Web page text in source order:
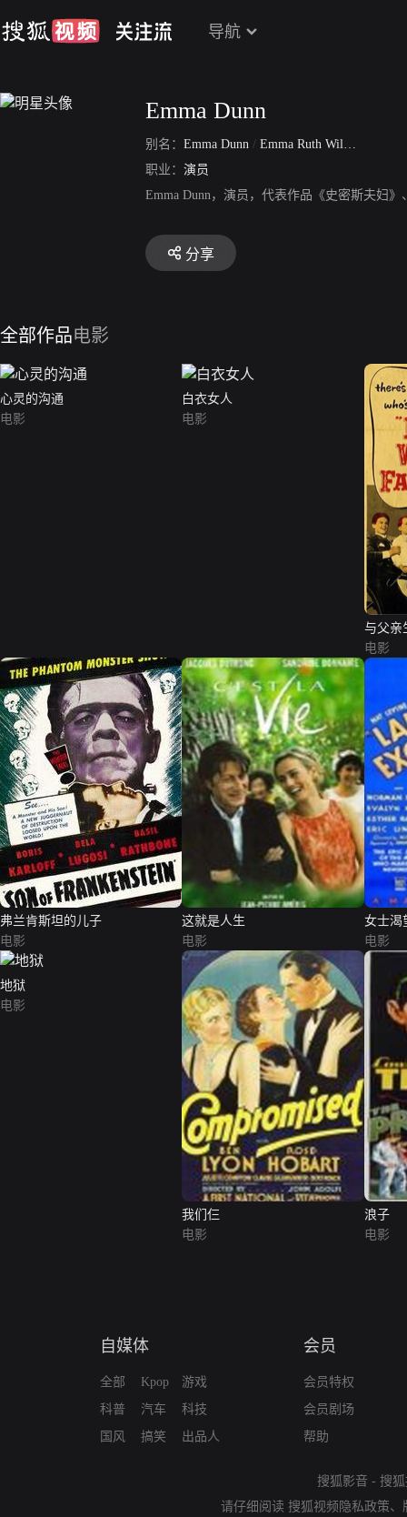
导航
Emma Dunn
别名： Emma Dunn / Emma Ruth Wilcox
职业： 演员
Emma Dunn，演员，代表作品《史密斯夫妇
分享
全部作品电影
心灵的沟通
电影
白衣女人
电影
与父亲
电影
弗兰肯斯坦的儿子
电影
这就是人生
电影
女士渴
电影
地狱
电影
我们仨
电影
浪子
电影
自媒体
全部
科普
国风
Kpop
汽车
搞笑
游戏
科技
出品人
会员
会员特权
会员剧场
帮助
搜狐影音 - 搜
请仔细阅读 搜狐视频隐私政策、